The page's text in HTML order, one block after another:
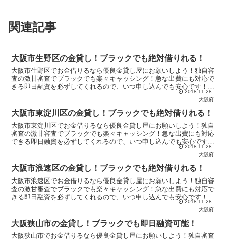
関連記事
大阪市生野区の金貸し！ブラックでも絶対借りれる！
大阪市生野区でお金借りるなら優良金貸し屋にお願いしよう！独自審
査の激甘審査でブラックでも楽々キャッシング！急な出費にも対応で
きる即日融資を必ずしてくれるので、いつ申し込んでも安心です！ア
イフルやアコムからお金を借りれないなら【優良金貸し屋】へ！
2018.11.28
大阪府
大阪市東淀川区の金貸し！ブラックでも絶対借りれる！
大阪市東淀川区でお金借りるなら優良金貸し屋にお願いしよう！独自
審査の激甘審査でブラックでも楽々キャッシング！急な出費にも対応
できる即日融資を必ずしてくれるので、いつ申し込んでも安心です！
アイフルやアコムからお金を借りれないなら【優良金貸し屋】へ！
2018.11.28
大阪府
大阪市浪速区の金貸し！ブラックでも絶対借りれる！
大阪市浪速区でお金借りるなら優良金貸し屋にお願いしよう！独自審
査の激甘審査でブラックでも楽々キャッシング！急な出費にも対応で
きる即日融資を必ずしてくれるので、いつ申し込んでも安心です！ア
イフルやアコムからお金を借りれないなら【優良金貸し屋】へ！
2018.11.28
大阪府
大阪狭山市の金貸し！ブラックでも即日融資可能！
大阪狭山市でお金借りるなら優良金貸し屋にお願いしよう！独自審査